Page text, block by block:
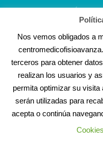
©2020
Nos vemos obligados a
terceros para obtener
realizan los usuarios y
permita optimizar su
serán utilizadas para
acepta o continúa
Cookies